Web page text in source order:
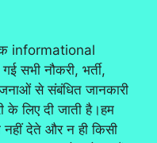
informational
सभी नौकरी, भर्ती,
से संबंधित जानकारी
के लिए दी जाती है।हम
नहीं देते और न ही किसी